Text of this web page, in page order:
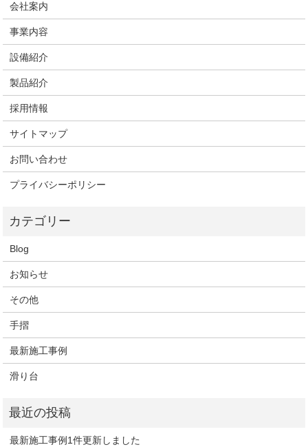
会社案内
事業内容
設備紹介
製品紹介
採用情報
サイトマップ
お問い合わせ
プライバシーポリシー
Blog
お知らせ
その他
手摺
最新施工事例
滑り台
最新施工事例1件更新しました